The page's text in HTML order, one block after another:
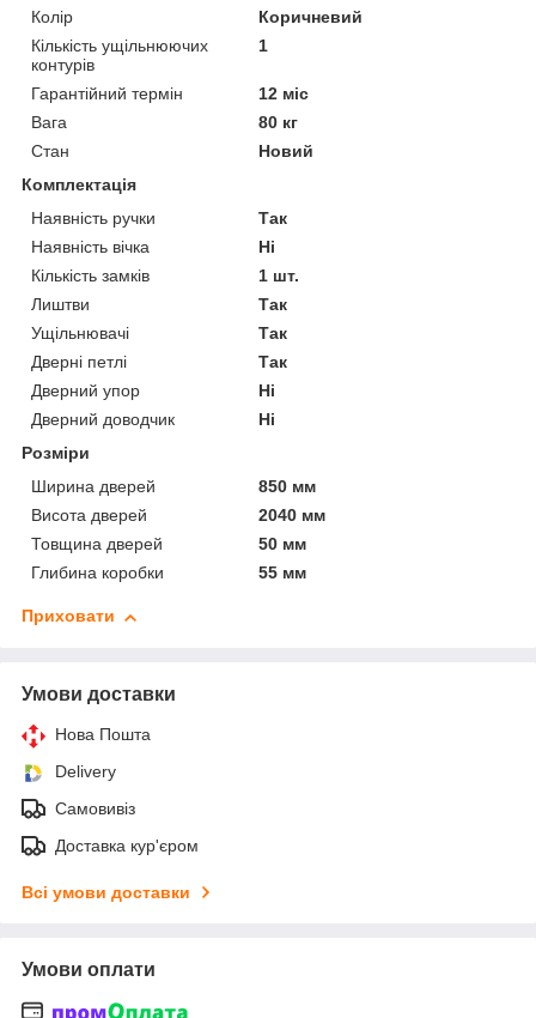
Колір
Коричневий
Кількість ущільнюючих
контурів
1
Гарантійний термін
12 міс
Вага
80 кг
Стан
Новий
Комплектація
Наявність ручки
Так
Наявність вічка
Ні
Кількість замків
1 шт.
Лиштви
Так
Ущільнювачі
Так
Дверні петлі
Так
Дверний упор
Ні
Дверний доводчик
Ні
Розміри
Ширина дверей
850 мм
Висота дверей
2040 мм
Товщина дверей
50 мм
Глибина коробки
55 мм
Приховати
Умови доставки
Нова Пошта
Delivery
Самовивіз
Доставка кур'єром
Всі умови доставки
Умови оплати